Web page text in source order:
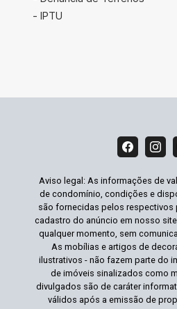
- IPTU
Aviso legal: As informações de
de condomínio, condições e
são fornecidas pelos respectivos
cadastro do anúncio em nosso
qualquer momento, sem
As mobílias e artigos de
ilustrativos - não fazem parte do
de imóveis sinalizados como
divulgados são de caráter
válidos após a emissão de